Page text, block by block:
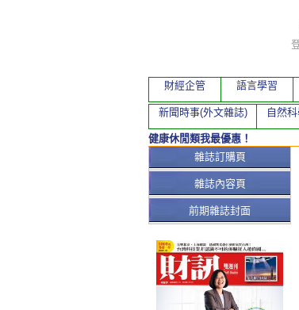
雜誌訂購頁
雜誌內容頁
前期雜誌封面
財經企管
語言學習
新聞時事(外文雜誌) 自然
健康休閒類我最優惠！